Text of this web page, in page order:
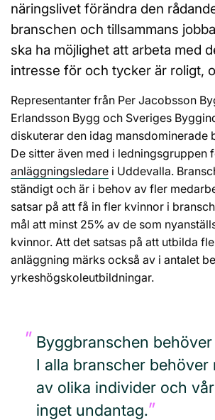
näringslivet förändra den
branschen och tillsammans
ska ha möjlighet att arbeta med
intresse för och tycker är roligt,
Representanter från Per Jacobsson
Erlandsson Bygg och Sveriges
diskuterar den idag mansdominerade
De sitter även med i ledningsgruppen
anläggningsledare i Uddevalla.
ständigt och är i behov av fler
satsar på att få in fler kvinnor i
mål att minst 25% av de som
kvinnor. Att det satsas på att utbilda
anläggning märks också av i antalet
yrkeshögskoleutbildningar.
Byggbranschen
I alla branscher behöver
av olika individer och
inget undantag.